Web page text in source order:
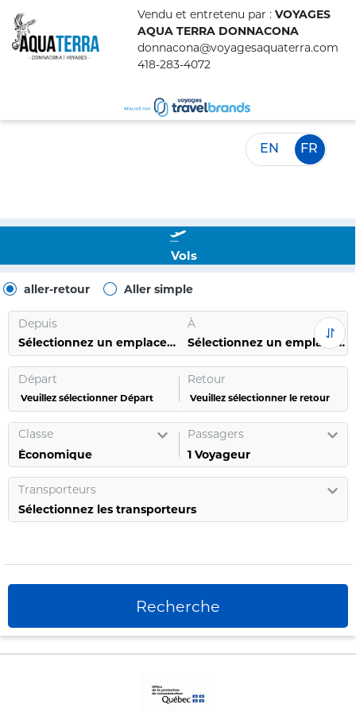
Vendu et entretenu par : VOYAGES
AQUA TERRA DONNACONA
donnacona@voyagesaquaterra.com
418-283-4072
EN FR
Vols
aller-retour Aller simple
Depuis
Sélectionnez un emplacement
À
Sélectionnez un emplacement
Départ
Veuillez sélectionner Départ
Retour
Veuillez sélectionner le retour
Classe
Passagers
1 Voyageur
Transporteurs
Sélectionnez les transporteurs
Recherche